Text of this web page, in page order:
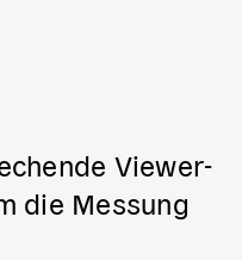
Viewer-
die Messung